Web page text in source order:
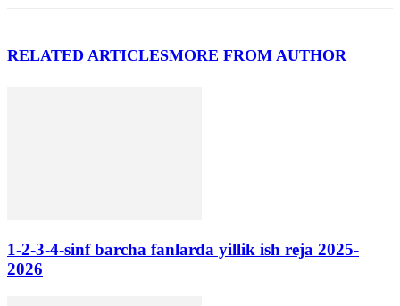
RELATED ARTICLESMORE FROM AUTHOR
1-2-3-4-sinf barcha fanlarda yillik ish reja 2025-
2026